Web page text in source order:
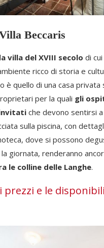
Beccaris
villa del XVIII secolo di
ricco di storia e
è quello di una casa privata
per la quali gli
che devono sentirsi
sulla piscina, con
dove si possono
giornata, renderanno
le colline delle Langhe.
prezzi e le